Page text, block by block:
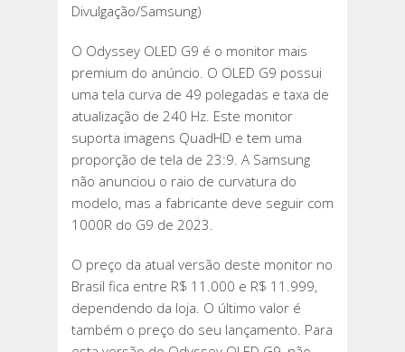
Divulgação/Samsung)
O Odyssey OLED G9 é o monitor mais
premium do anúncio. O OLED G9 possui
uma tela curva de 49 polegadas e taxa de
atualização de 240 Hz. Este monitor
suporta imagens QuadHD e tem uma
proporção de tela de 23:9. A Samsung
não anunciou o raio de curvatura do
modelo, mas a fabricante deve seguir com
1000R do G9 de 2023.
O preço da atual versão deste monitor no
Brasil fica entre R$ 11.000 e R$ 11.999,
dependendo da loja. O último valor é
também o preço do seu lançamento. Para